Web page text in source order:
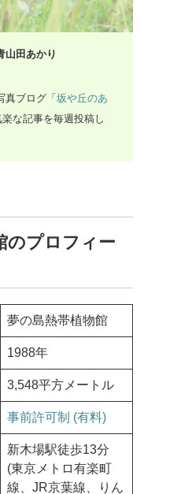
田あかり
真ブログ「 坂や丘のあ
な記事を毎週投稿し
のプロフィー
夢の島熱帯植物館
1988年
3,548平方メートル
事前許可制 (有料)
新木場駅徒歩13分
(東京メトロ有楽町
線、JR京葉線、りん